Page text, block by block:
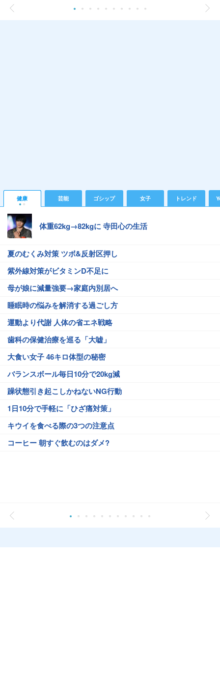
健康 芸能 ゴシップ 女子 トレンド
体重62kg→82kgに 寺田心の生活
夏のむくみ対策 ツボ&反射区押し
紫外線対策がビタミンD不足に
母が娘に減量強要→家庭内別居へ
睡眠時の悩みを解消する過ごし方
運動より代謝 人体の省エネ戦略
歯科の保健治療を巡る「大嘘」
大食い女子 46キロ体型の秘密
バランスボール毎日10分で20kg減
躁状態引き起こしかねないNG行動
1日10分で手軽に「ひざ痛対策」
キウイを食べる際の3つの注意点
コーヒー 朝すぐ飲むのはダメ?